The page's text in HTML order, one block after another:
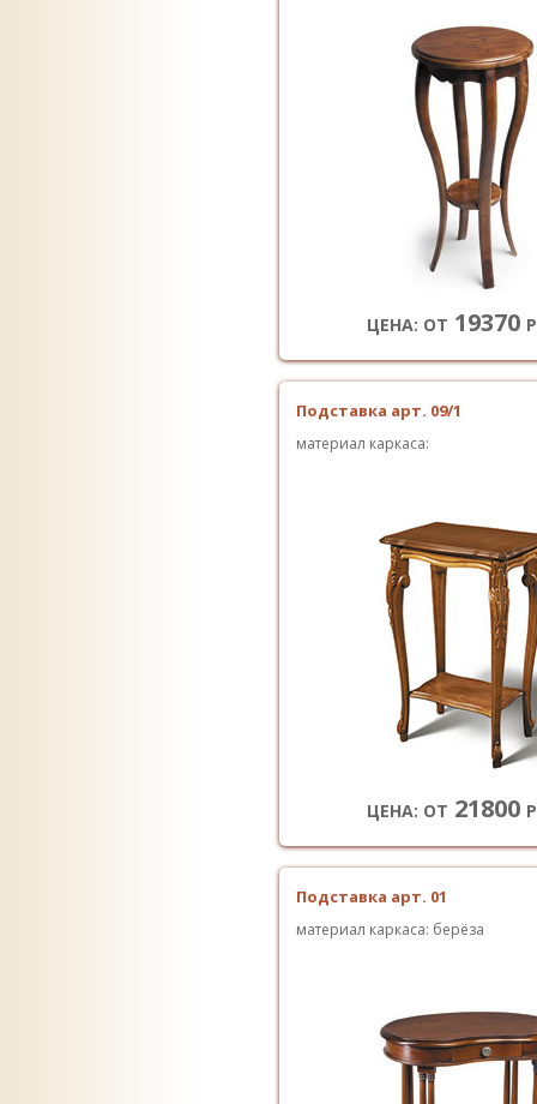
ЦЕНА: ОТ 19370
Подставка арт. 09/1
материал каркаса:
ЦЕНА: ОТ 21800
Подставка арт. 01
материал каркаса: берёза